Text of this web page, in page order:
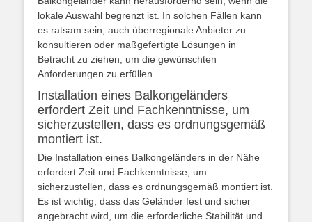
lokale Auswahl begrenzt ist. In solchen Fällen kann
es ratsam sein, auch überregionale Anbieter zu
konsultieren oder maßgefertigte Lösungen in
Betracht zu ziehen, um die gewünschten
Anforderungen zu erfüllen.
Installation eines Balkongeländers
erfordert Zeit und Fachkenntnisse, um
sicherzustellen, dass es ordnungsgemäß
montiert ist.
Die Installation eines Balkongeländers in der Nähe
erfordert Zeit und Fachkenntnisse, um
sicherzustellen, dass es ordnungsgemäß montiert ist.
Es ist wichtig, dass das Geländer fest und sicher
angebracht wird, um die erforderliche Stabilität und